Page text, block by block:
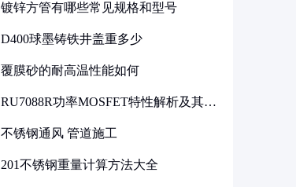
镀锌方管有哪些常见规格和型号
D400球墨铸铁井盖重多少
覆膜砂的耐高温性能如何
RU7088R功率MOSFET特性解析及其在
不锈钢通风 管道施工
201不锈钢重量计算方法大全